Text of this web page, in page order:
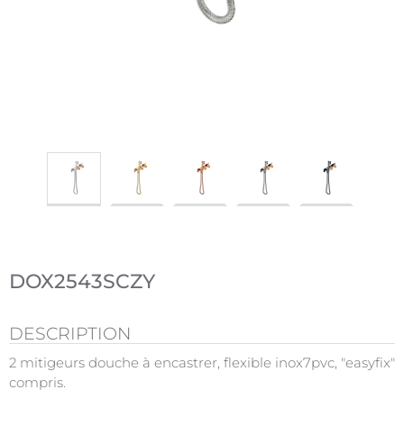
DOX2543SCZY
DESCRIPTION
2 mitigeurs douche à encastrer, flexible inox7pvc, "easyfix"
compris.